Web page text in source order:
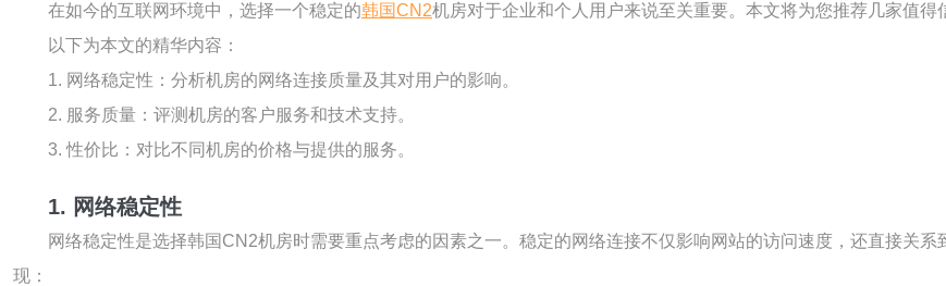
在如今的互联网环境中，选择一个稳定的韩国CN2机房对于企业和个人用户来说至关重要。本文将为您推荐几家值
以下为本文的精华内容：
1. 网络稳定性：分析机房的网络连接质量及其对用户的影响。
2. 服务质量：评测机房的客户服务和技术支持。
3. 性价比：对比不同机房的价格与提供的服务。
1. 网络稳定性
网络稳定性是选择韩国CN2机房时需要重点考虑的因素之一。稳定的网络连接不仅影响网站的访问速度，还直接关
现：